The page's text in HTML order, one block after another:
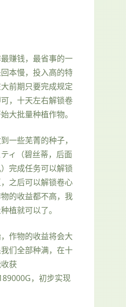
赚钱，最省事的一
本慢，投入高的特
前期只要完成规定
，十天左右解锁卷
大批量种植作物。
一些芜菁的种子，
ィ（碧丝蒂，后面
完成任务可以解锁
之后可以解锁卷心
的收益都不高，我
植就可以了。
作物的收益将会大
们全部种满，在十
获
，初步实现